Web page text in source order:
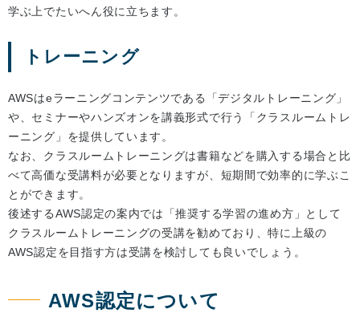
学ぶ上でたいへん役に立ちます。
トレーニング
AWSはeラーニングコンテンツである「デジタルトレーニング」
や、セミナーやハンズオンを講義形式で行う「クラスルームトレ
ーニング」を提供しています。
なお、クラスルームトレーニングは書籍などを購入する場合と比
べて高価な受講料が必要となりますが、短期間で効率的に学ぶこ
とができます。
後述するAWS認定の案内では「推奨する学習の進め方」として
クラスルームトレーニングの受講を勧めており、特に上級の
AWS認定を目指す方は受講を検討しても良いでしょう。
AWS認定について